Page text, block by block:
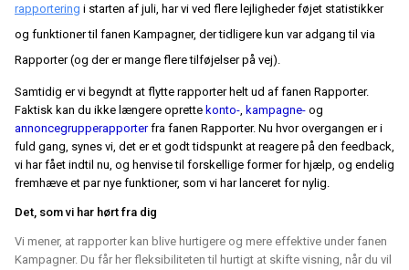
rapportering i starten af juli, har vi ved flere lejligheder føjet statistikker
og funktioner til fanen Kampagner, der tidligere kun var adgang til via
Rapporter (og der er mange flere tilføjelser på vej).
Samtidig er vi begyndt at flytte rapporter helt ud af fanen Rapporter.
Faktisk kan du ikke længere oprette konto-, kampagne- og
annoncegrupperapporterfra fanen Rapporter. Nu hvor overgangen er i
fuld gang, synes vi, det er et godt tidspunkt at reagere på den feedback,
vi har fået indtil nu, og henvise til forskellige former for hjælp, og endelig
fremhæve et par nye funktioner, som vi har lanceret for nylig.
Det, som vi har hørt fra dig
Vi mener, at rapporter kan blive hurtigere og mere effektive under fanen
Kampagner. Du får her fleksibiliteten til hurtigt at skifte visning, når du vil